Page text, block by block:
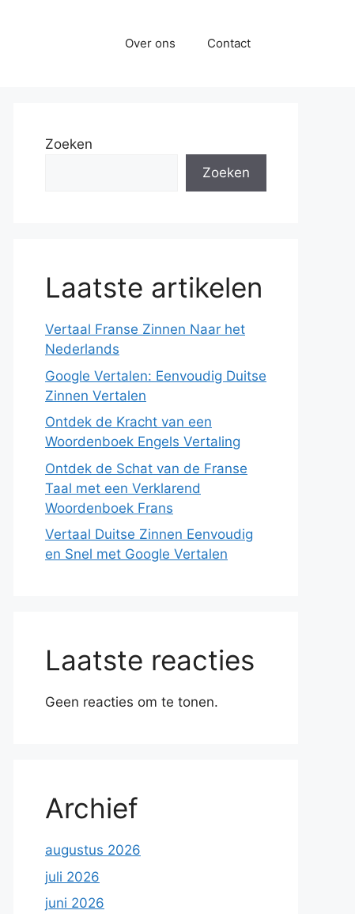
Over ons Contact
Zoeken
Zoeken
Laatste artikelen
Vertaal Franse Zinnen Naar het
Nederlands
Google Vertalen: Eenvoudig Duitse
Zinnen Vertalen
Ontdek de Kracht van een
Woordenboek Engels Vertaling
Ontdek de Schat van de Franse
Taal met een Verklarend
Woordenboek Frans
Vertaal Duitse Zinnen Eenvoudig
en Snel met Google Vertalen
Laatste reacties
Geen reacties om te tonen.
Archief
augustus 2026
juli 2026
juni 2026